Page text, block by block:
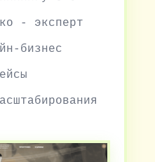
- эксперт
бизнес